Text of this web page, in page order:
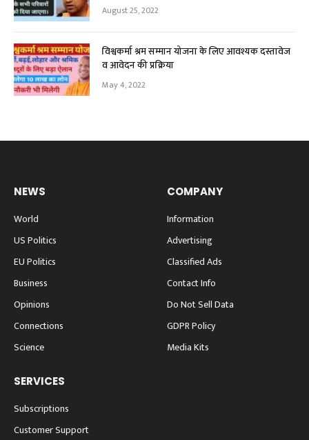
August 25, 2022
विश्वकर्मा श्रम सम्मान योजना के लिए आवश्यक दस्तावेज
व आवेदन की प्रक्रिया
May 4, 2022
NEWS
World
US Politics
EU Politics
Business
Opinions
Connections
Science
COMPANY
Information
Advertising
Classified Ads
Contact Info
Do Not Sell Data
GDPR Policy
Media Kits
SERVICES
Subscriptions
Customer Support